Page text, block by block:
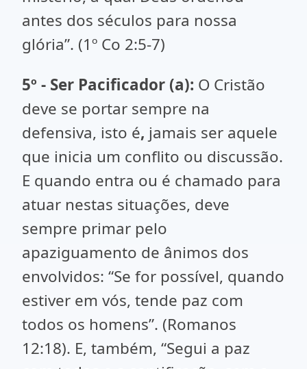
antes dos séculos para nossa
glória”. (1º Co 2:5-7)
5º - Ser Pacificador (a): O Cristão
deve se portar sempre na
defensiva, isto é, jamais ser aquele
que inicia um conflito ou discussão.
E quando entra ou é chamado para
atuar nestas situações, deve
sempre primar pelo
apaziguamento de ânimos dos
envolvidos: “Se for possível, quando
estiver em vós, tende paz com
todos os homens”. (Romanos
12:18). E, também, “Segui a paz